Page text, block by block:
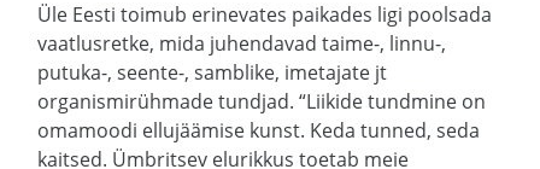
Üle Eesti toimub erinevates paikades ligi poolsada
vaatlusretke, mida juhendavad taime-, linnu-,
putuka-, seente-, samblike, imetajate jt
organismirühmade tundjad. “Liikide tundmine on
omamoodi ellujäämise kunst. Keda tunned, seda
kaitsed. Ümbritsev elurikkus toetab meie